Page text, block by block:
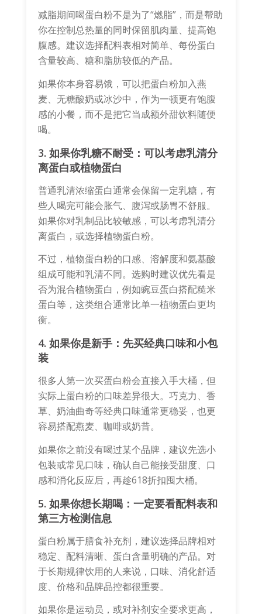
减脂期间喝蛋白粉不是为了“燃脂”，而是帮助
你在控制总热量的同时保留肌肉量、提高饱
腹感。建议选择配料表相对简单、每份蛋白
含量较高、糖和脂肪较低的产品。
如果你本身容易饿，可以把蛋白粉加入燕
麦、无糖酸奶或冰沙中，作为一顿更有饱腹
感的小餐，而不是把它当成额外甜饮料随便
喝。
3. 如果你乳糖不耐受：可以考虑乳清分
离蛋白或植物蛋白
普通乳清浓缩蛋白通常会保留一定乳糖，有
些人喝完可能会胀气、腹泻或肠胃不舒服。
如果你对乳制品比较敏感，可以考虑乳清分
离蛋白，或选择植物蛋白粉。
不过，植物蛋白粉的口感、溶解度和氨基酸
组成可能和乳清不同。选购时建议优先看是
否为混合植物蛋白，例如豌豆蛋白搭配糙米
蛋白等，这类组合通常比单一植物蛋白更均
衡。
4. 如果你是新手：先买经典口味和小包
装
很多人第一次买蛋白粉会直接入手大桶，但
实际上蛋白粉的口味差异很大。巧克力、香
草、奶油曲奇等经典口味通常更稳妥，也更
容易搭配燕麦、咖啡或奶昔。
如果你之前没有喝过某个品牌，建议先选小
包装或常见口味，确认自己能接受甜度、口
感和消化反应后，再趁618折扣囤大桶。
5. 如果你想长期喝：一定要看配料表和
第三方检测信息
蛋白粉属于膳食补充剂，建议选择品牌相对
稳定、配料清晰、蛋白含量明确的产品。对
于长期规律饮用的人来说，口味、消化舒适
度、价格和品牌品控都很重要。
如果你是运动员，或对补剂安全要求更高，